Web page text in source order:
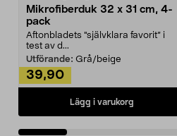
Mikrofiberduk 32 x 31 cm, 4-
pack
Aftonbladets "självklara favorit” i
test av d...
Utförande: Grå/beige
39,90
Lägg i varukorg